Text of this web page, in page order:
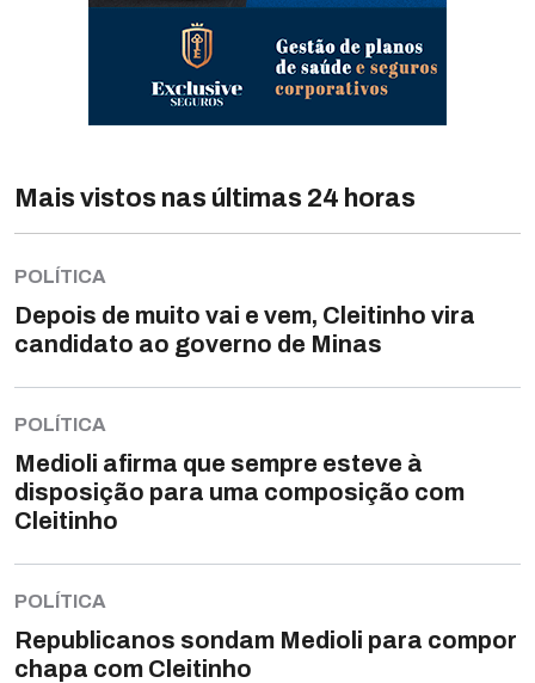
Mais vistos nas últimas 24 horas
POLÍTICA
Depois de muito vai e vem, Cleitinho vira
candidato ao governo de Minas
POLÍTICA
Medioli afirma que sempre esteve à
disposição para uma composição com
Cleitinho
POLÍTICA
Republicanos sondam Medioli para compor
chapa com Cleitinho